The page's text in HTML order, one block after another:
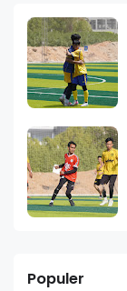
Populer